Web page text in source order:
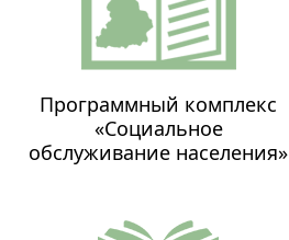
Программный комплекс
«Социальное
обслуживание населения»